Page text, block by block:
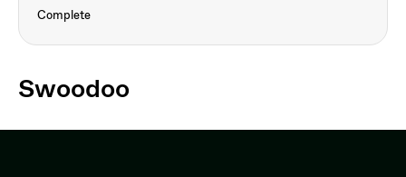
Complete
Swoodoo